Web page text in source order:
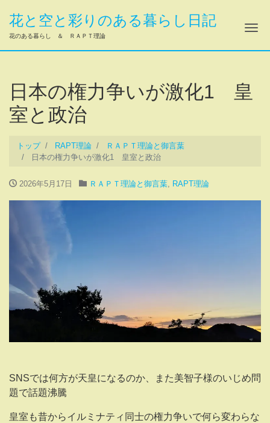
花と空と彩りのある暮らし日記
花のある暮らし ＆ ＲＡＰＴ理論 ナ
日本の権力争いが激化1 皇
室と政治
トップ RAPT理論
ＲＡＰＴ理論と御言葉
日本の権力争いが激化1 皇室と政治
2026年5月17日 ＲＡＰＴ理論と御言葉, RAPT理論
SNSでは何方が天皇になるのか、また美智子様のいじめ問
題で話題沸騰
皇室も昔からイルミナティ同士の権力争いで何ら変わらな